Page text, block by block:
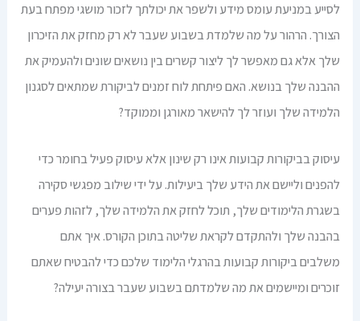
לסייע במניעת עומס מידע ולשפר את יכולתך לזכור מושגי מפתח בעת
הצורך. הרהור על מה שלמדת בשבוע שעבר לא רק מחזק את הזיכרון
שלך אלא גם מאפשר לך ליצור קשרים בין נושאים שונים ולהעמיק את
ההבנה שלך בנושא. האם פיתחת לוח זמנים לביקורת שמתאים לסגנון
הלמידה שלך ועוזר לך להישאר מאורגן וממוקד?
עיסוק בביקורות קבועות אינו רק שינון אלא עיסוק פעיל בחומר כדי
להפנים וליישם את הידע שלך ביעילות. על ידי שילוב מפגשי סקירה
בשגרת הלימודים שלך, תוכל לחזק את הלמידה שלך, לזהות פערים
בהבנה שלך ולהתקדם לקראת שליטה בתוכן הקורס. איך אתם
משלבים ביקורות קבועות בהרגלי הלימוד שלכם כדי להבטיח שאתם
זוכרים ומיישמים את מה שלמדתם בשבוע שעבר בצורה יעילה?